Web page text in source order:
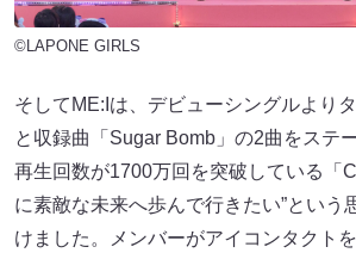
©LAPONE GIRLS
そしてME:Iは、デビューシングルより
と収録曲「Sugar Bomb」の2曲をステ
再生回数が1700万回を突破している「
に素敵な未来へ歩んで行きたい”という
けました。メンバーがアイコンタクト